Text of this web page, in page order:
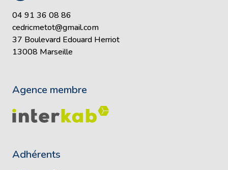
04 91 36 08 86
cedricmetot@gmail.com
37 Boulevard Edouard Herriot
13008 Marseille
Agence membre
Adhérents